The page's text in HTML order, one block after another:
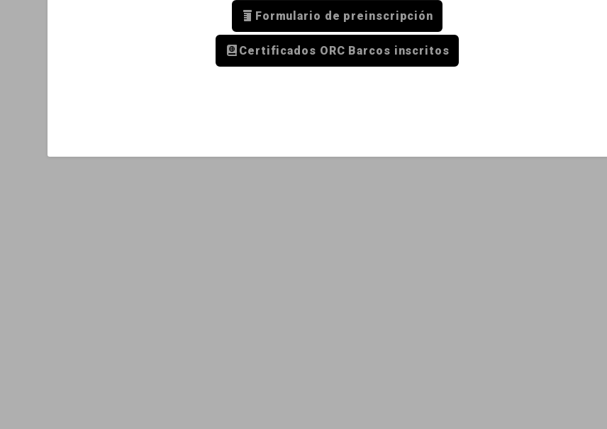
Formulario de preinscripción
Certificados ORC Barcos inscritos